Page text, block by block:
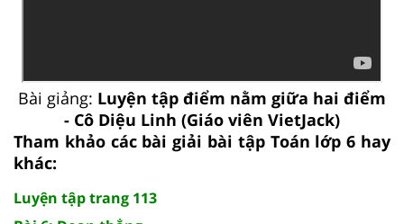
Bài giảng: Luyện tập điểm nằm giữa hai điểm
- Cô Diệu Linh (Giáo viên VietJack)
Tham khảo các bài giải bài tập Toán lớp 6 hay
khác:
Luyện tập trang 113